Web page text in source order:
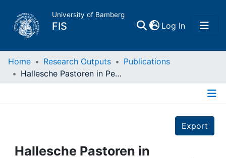
University of Bamberg
FIS Log In(current)
Home
Projects
Home Research Outputs
Publications
Hallesche Pastoren in Pennsylvania, 1743–1825 : eine kritische Quellenedition zu ihrer Amtstätigkeit in Nordamerika
Export
Hallesche Pastoren in